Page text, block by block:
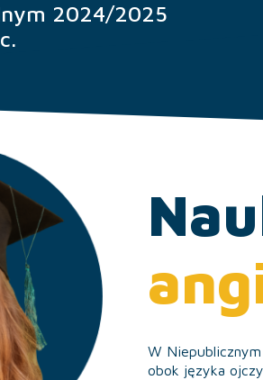
2024/2025
W
obok języka